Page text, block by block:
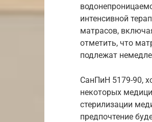
интенсивной
матрасов,
отметить, что
подлежат
СанПиН 5179-90,
некоторых
стерилизации
предпочтение